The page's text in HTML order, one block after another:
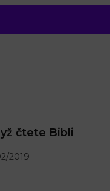
čtete Bibli
2019